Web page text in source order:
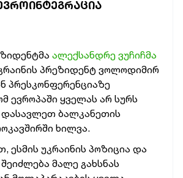
ალექსანდრე ვუჩიჩმა
პრეზიდენტ ვოლოდიმირ
პრესკონფერენციაზე
ევროპაში ყველას არ სურს
დასავლეთ ბალკანეთის
ხილვა.
ესმის უკრაინის პოზიცია და
მალე გახსნას